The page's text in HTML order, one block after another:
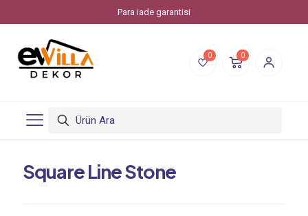
Para iade garantisi
0 0
Square Line Stone